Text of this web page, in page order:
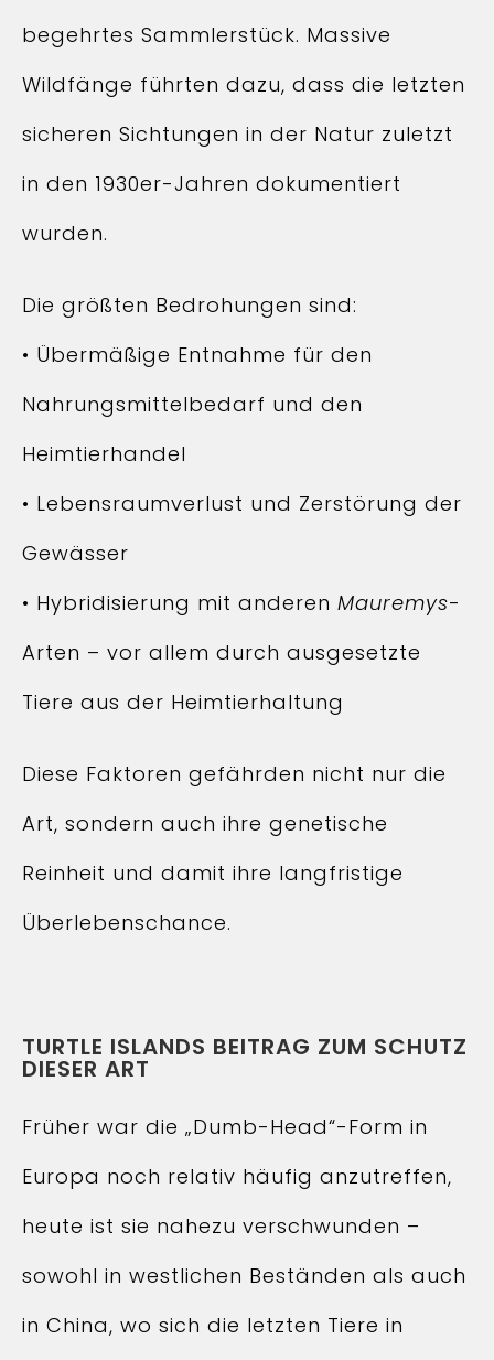
begehrtes Sammlerstück. Massive
Wildfänge führten dazu, dass die letzten
sicheren Sichtungen in der Natur zuletzt
in den 1930er-Jahren dokumentiert
wurden.
Die größten Bedrohungen sind:
• Übermäßige Entnahme für den
Nahrungsmittelbedarf und den
Heimtierhandel
• Lebensraumverlust und Zerstörung der
Gewässer
• Hybridisierung mit anderen Mauremys-
Arten – vor allem durch ausgesetzte
Tiere aus der Heimtierhaltung
Diese Faktoren gefährden nicht nur die
Art, sondern auch ihre genetische
Reinheit und damit ihre langfristige
Überlebenschance.
TURTLE ISLANDS BEITRAG ZUM SCHUTZ
DIESER ART
Früher war die „Dumb-Head“-Form in
Europa noch relativ häufig anzutreffen,
heute ist sie nahezu verschwunden –
sowohl in westlichen Beständen als auch
in China, wo sich die letzten Tiere in